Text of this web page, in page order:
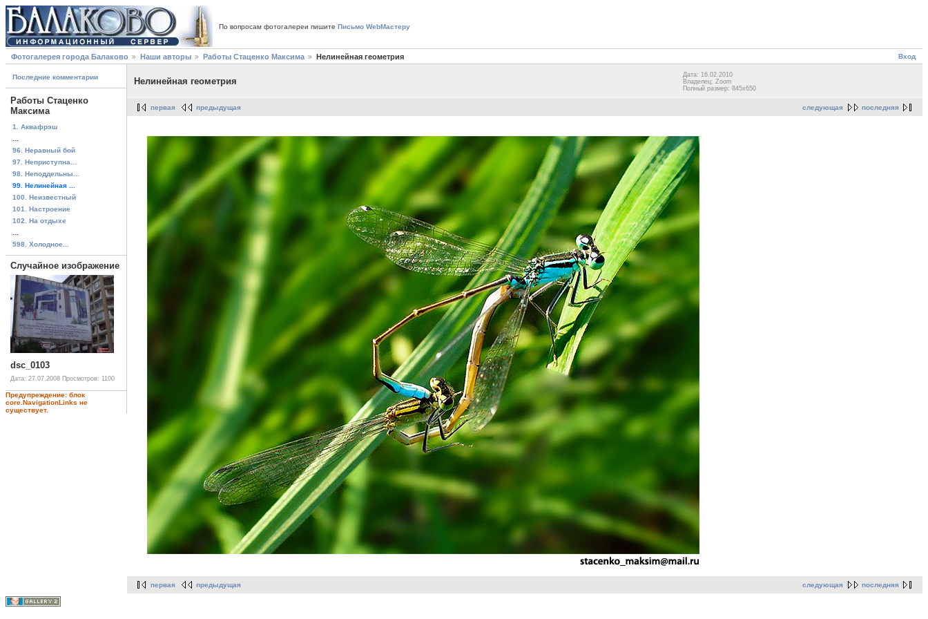
По вопросам фотогалереи пишите Письмо WebМастеру
Вход
Фотогалерея города Балаково Наши авторы Работы Стаценко Максима Нелинейная геометрия
Последние комментарии
Работы Стаценко
Максима
1. Аквафрэш
96. Неравный бой
97. Неприступна...
98. Неподдельны...
99. Нелинейная ...
100. Неизвестный
101. Настроение
102. На отдыхе
598. Холодное...
Случайное изображение
dsc_0103
Дата: 27.07.2008 Просмотров: 1100
Предупреждение: блок
core.NavigationLinks не
существует.
Нелинейная геометрия
Дата: 16.02.2010
Владелец: Zoom
Полный размер: 845x650
следующая последняя
первая предыдущая
следующая последняя
первая предыдущая